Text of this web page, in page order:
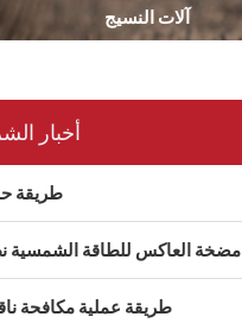
آلات النسيج
أخبار
طريقة
مضخة العاكس للطاقة الشمسية
طريقة عملية مكافحة